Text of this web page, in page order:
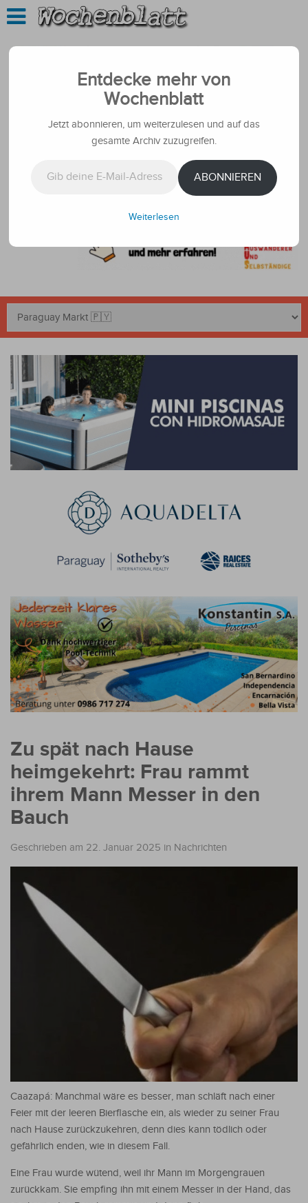
Zu spät nach Hause
heimgekehrt: Frau rammt
ihrem Mann Messer in den
Bauch
Geschrieben am 22. Januar 2025 in Nachrichten
Caazapá: Manchmal wäre es besser, man schläft nach einer
Feier mit der leeren Bierflasche ein, als wieder zu seiner Frau
nach Hause zurückzukehren, denn dies kann tödlich oder
gefährlich enden, wie in diesem Fall.
Eine Frau wurde wütend, weil ihr Mann im Morgengrauen
zurückkam. Sie empfing ihn mit einem Messer in der Hand, das
Entdecke mehr von
Wochenblatt
Jetzt abonnieren, um weiterzulesen und auf das
gesamte Archiv zuzugreifen.
ABONNIEREN
Weiterlesen